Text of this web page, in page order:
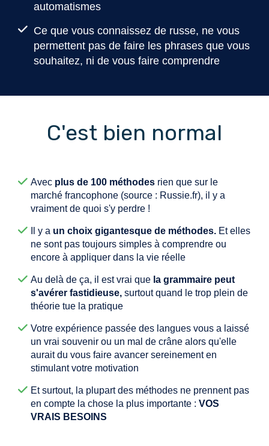
automatismes
Ce que vous connaissez de russe, ne vous
permettent pas de faire les phrases que vous
souhaitez, ni de vous faire comprendre
C'est bien normal
Avec plus de 100 méthodes rien que sur le
marché francophone (source : Russie.fr), il y a
vraiment de quoi s'y perdre !
Il y a un choix gigantesque de méthodes. Et elles
ne sont pas toujours simples à comprendre ou
encore à appliquer dans la vie réelle
Au delà de ça, il est vrai que la grammaire peut
s'avérer fastidieuse, surtout quand le trop plein de
théorie tue la pratique
Votre expérience passée des langues vous a laissé
un vrai souvenir ou un mal de crâne alors qu'elle
aurait du vous faire avancer sereinement en
stimulant votre motivation
Et surtout, la plupart des méthodes ne prennent pas
en compte la chose la plus importante : VOS
VRAIS BESOINS